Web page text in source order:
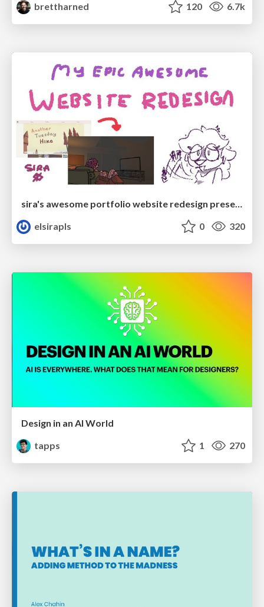
brettharned
120 6.7k
elsirapls
0 320
Design in an AI World
tapps
1 270